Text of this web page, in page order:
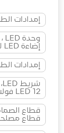
إمدادات
إضاءة LED للجانب الخلفي
إمدادات
LED 12 فولت
قطاع
قطاع مصلحة